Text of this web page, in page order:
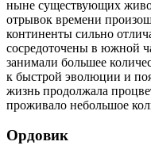
ныне существующих
отрывок времени
континенты сильно
сосредоточены в южной
занимали большее
к быстрой эволюции и
жизнь продолжала
проживало небольшое
Ордовик